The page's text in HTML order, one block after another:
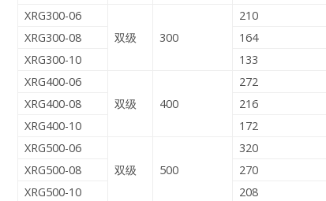
XRG300-06
双级
300
210
XRG300-08 164
XRG300-10
133
XRG400-06
双级
400
272
XRG400-08 216
XRG400-10
172
XRG500-06
双级
500
320
XRG500-08 270
XRG500-10
208